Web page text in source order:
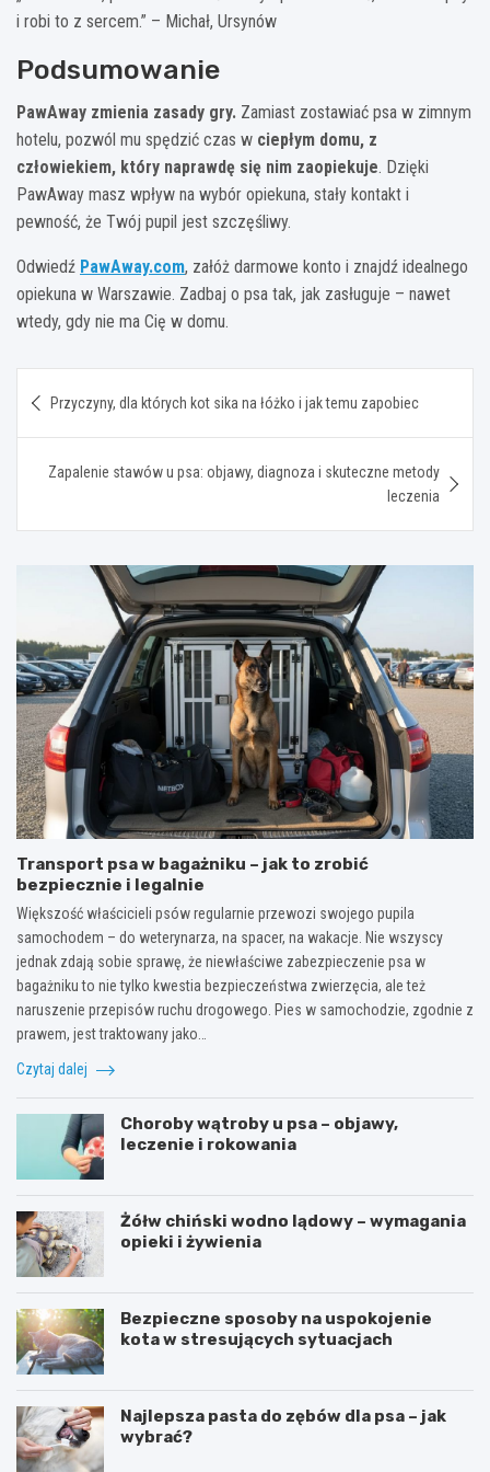
i robi to z sercem.” – Michał, Ursynów
Podsumowanie
PawAway zmienia zasady gry. Zamiast zostawiać psa w zimnym
hotelu, pozwól mu spędzić czas w ciepłym domu, z
człowiekiem, który naprawdę się nim zaopiekuje. Dzięki
PawAway masz wpływ na wybór opiekuna, stały kontakt i
pewność, że Twój pupil jest szczęśliwy.
Odwiedź PawAway.com, załóż darmowe konto i znajdź idealnego
opiekuna w Warszawie. Zadbaj o psa tak, jak zasługuje – nawet
wtedy, gdy nie ma Cię w domu.
wpisu
Przyczyny, dla których kot sika na łóżko i jak temu zapobiec
Zapalenie stawów u psa: objawy, diagnoza i skuteczne metody
leczenia
Transport psa w bagażniku – jak to zrobić
bezpiecznie i legalnie
Większość właścicieli psów regularnie przewozi swojego pupila
samochodem – do weterynarza, na spacer, na wakacje. Nie wszyscy
jednak zdają sobie sprawę, że niewłaściwe zabezpieczenie psa w
bagażniku to nie tylko kwestia bezpieczeństwa zwierzęcia, ale też
naruszenie przepisów ruchu drogowego. Pies w samochodzie, zgodnie z
prawem, jest traktowany jako…
Czytaj dalej
Choroby wątroby u psa – objawy,
leczenie i rokowania
Żółw chiński wodno lądowy – wymagania
opieki i żywienia
Bezpieczne sposoby na uspokojenie
kota w stresujących sytuacjach
Najlepsza pasta do zębów dla psa – jak
wybrać?